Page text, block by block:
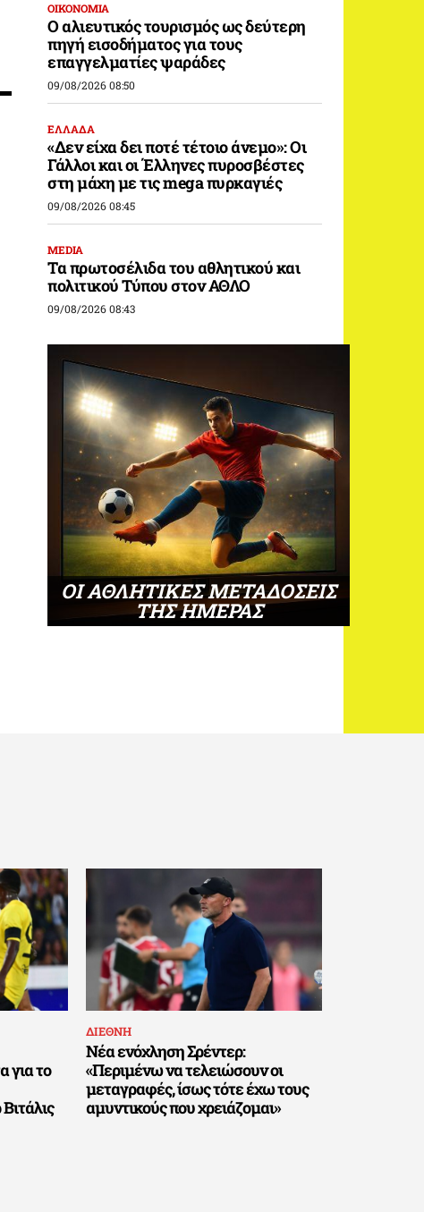
ΟΙΚΟΝΟΜΙΑ
Ο αλιευτικός τουρισμός ως δεύτερη
πηγή εισοδήματος για τους
επαγγελματίες ψαράδες
09/08/2026 08:50
ΕΛΛΑΔΑ
«Δεν είχα δει ποτέ τέτοιο άνεμο»: Οι
Γάλλοι και οι Έλληνες πυροσβέστες
στη μάχη με τις mega πυρκαγιές
09/08/2026 08:45
MEDIA
Τα πρωτοσέλιδα του αθλητικού και
πολιτικού Τύπου στον ΑΘΛΟ
09/08/2026 08:43
ΟΙ ΑΘΛΗΤΙΚΕΣ ΜΕΤΑΔΟΣΕΙΣ
ΤΗΣ ΗΜΕΡΑΣ
για το
ΔΙΕΘΝΗ
Νέα ενόχληση Σρέντερ:
«Περιμένω να τελειώσουν οι
μεταγραφές, ίσως τότε έχω τους
αμυντικούς που χρειάζομαι»